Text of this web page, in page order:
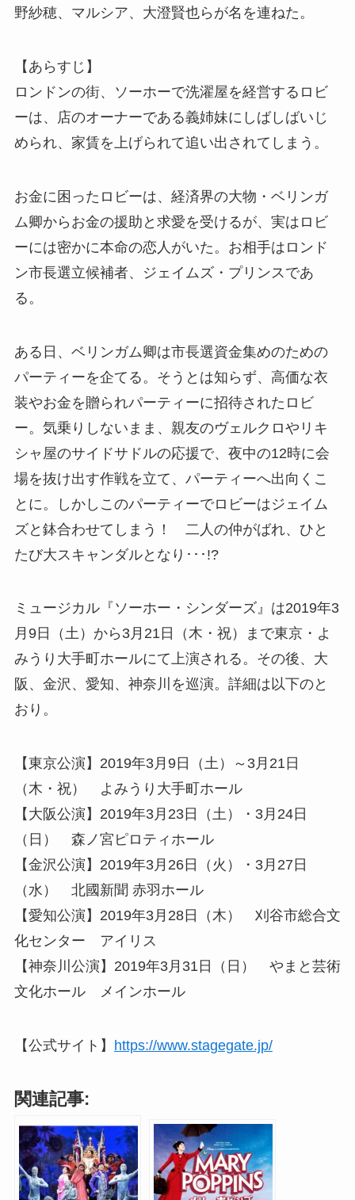
野紗穂、マルシア、大澄賢也らが名を連ねた。
【あらすじ】
ロンドンの街、ソーホーで洗濯屋を経営するロビ
ーは、店のオーナーである義姉妹にしばしばいじ
められ、家賃を上げられて追い出されてしまう。
お金に困ったロビーは、経済界の大物・ベリンガ
ム卿からお金の援助と求愛を受けるが、実はロビ
ーには密かに本命の恋人がいた。お相手はロンド
ン市長選立候補者、ジェイムズ・プリンスであ
る。
ある日、ベリンガム卿は市長選資金集めのための
パーティーを企てる。そうとは知らず、高価な衣
装やお金を贈られパーティーに招待されたロビ
ー。気乗りしないまま、親友のヴェルクロやリキ
シャ屋のサイドサドルの応援で、夜中の12時に会
場を抜け出す作戦を立て、パーティーへ出向くこ
とに。しかしこのパーティーでロビーはジェイム
ズと鉢合わせてしまう！ 二人の仲がばれ、ひと
たび大スキャンダルとなり･･･!?
ミュージカル『ソーホー・シンダーズ』は2019年3
月9日（土）から3月21日（木・祝）まで東京・よ
みうり大手町ホールにて上演される。その後、大
阪、金沢、愛知、神奈川を巡演。詳細は以下のと
おり。
【東京公演】2019年3月9日（土）～3月21日
（木・祝） よみうり大手町ホール
【大阪公演】2019年3月23日（土）・3月24日
（日） 森ノ宮ピロティホール
【金沢公演】2019年3月26日（火）・3月27日
（水） 北國新聞 赤羽ホール
【愛知公演】2019年3月28日（木） 刈谷市総合文
化センター アイリス
【神奈川公演】2019年3月31日（日） やまと芸術
文化ホール メインホール
【公式サイト】 https://www.stagegate.jp/
関連記事: